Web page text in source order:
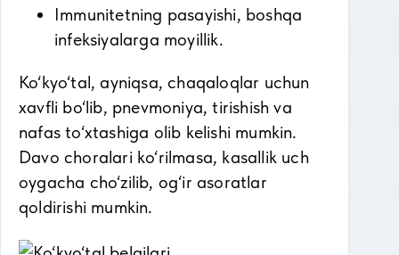
Immunitetning pasayishi, boshqa
infeksiyalarga moyillik.
Ko‘kyo‘tal, ayniqsa, chaqaloqlar uchun
xavfli bo‘lib, pnevmoniya, tirishish va
nafas to‘xtashiga olib kelishi mumkin.
Davo choralari ko‘rilmasa, kasallik uch
oygacha cho‘zilib, og‘ir asoratlar
qoldirishi mumkin.